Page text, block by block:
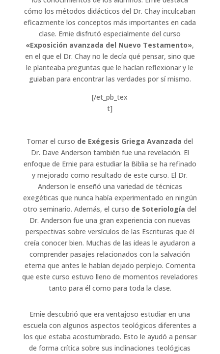
cómo los métodos didácticos del Dr. Chay inculcaban
eficazmente los conceptos más importantes en cada
clase. Ernie disfrutó especialmente del curso
«Exposición avanzada del Nuevo Testamento»,
en el que el Dr. Chay no le decía qué pensar, sino que
le planteaba preguntas que le hacían reflexionar y le
guiaban para encontrar las verdades por sí mismo.
[/et_pb_tex
t]
Tomar el curso de Exégesis Griega Avanzada del
Dr. Dave Anderson también fue una revelación. El
enfoque de Ernie para estudiar la Biblia se ha refinado
y mejorado como resultado de este curso. El Dr.
Anderson le enseñó una variedad de técnicas
exegéticas que nunca había experimentado en ningún
otro seminario. Además, el curso de Soteriología del
Dr. Anderson fue una gran experiencia con nuevas
perspectivas sobre versículos de las Escrituras que él
creía conocer bien. Muchas de las ideas le ayudaron a
comprender pasajes relacionados con la salvación
eterna que antes le habían dejado perplejo. Comenta
que este curso estuvo lleno de momentos reveladores
tanto para él como para toda la clase.
Ernie descubrió que era ventajoso estudiar en una
escuela con algunos aspectos teológicos diferentes a
los que estaba acostumbrado. Esto le ayudó a pensar
de forma crítica sobre sus inclinaciones teológicas